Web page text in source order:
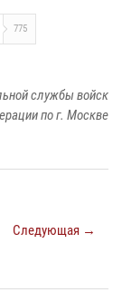
775
службы войск
по г. Москве
Следующая →